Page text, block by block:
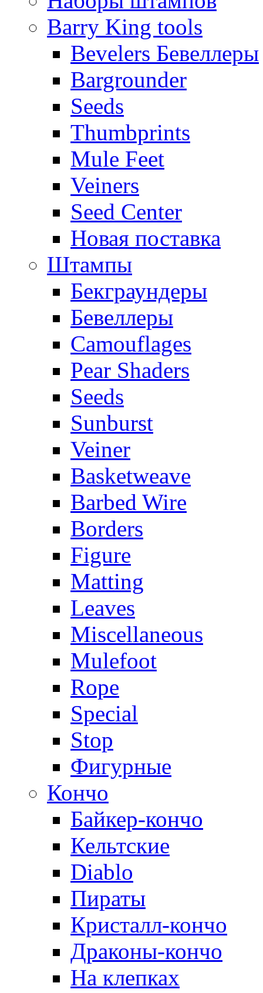
Barry King tools
Bevelers Бевеллеры
Bargrounder
Seeds
Thumbprints
Mule Feet
Veiners
Seed Center
Новая поставка
Штампы
Бекграундеры
Бевеллеры
Camouflages
Pear Shaders
Seeds
Sunburst
Veiner
Basketweave
Barbed Wire
Borders
Figure
Matting
Leaves
Miscellaneous
Mulefoot
Rope
Special
Stop
Фигурные
Кончо
Байкер-кончо
Кельтские
Diablo
Пираты
Кристалл-кончо
Драконы-кончо
На клепках